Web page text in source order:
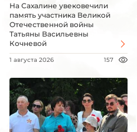
На Сахалине увековечили
память участника Великой
Отечественной войны
Татьяны Васильевны
Кочневой
1 августа 2026 157